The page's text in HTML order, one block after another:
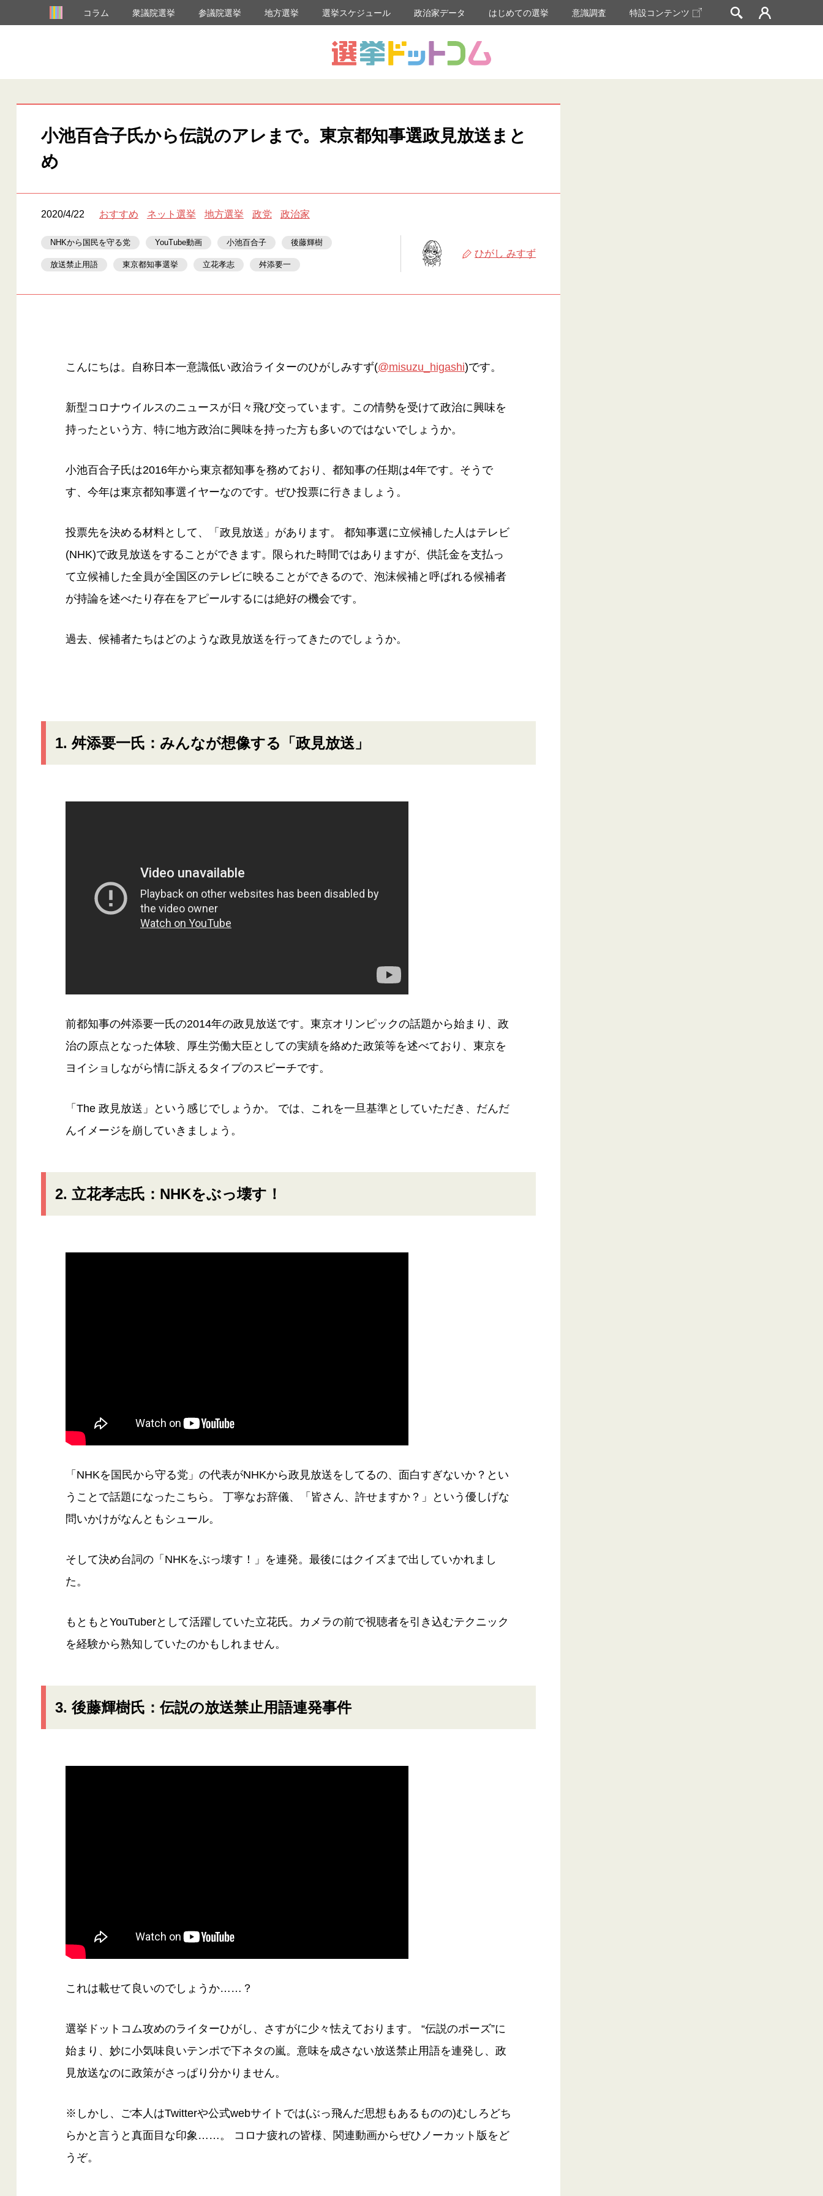
コラム 衆議院選挙 参議院選挙 地方選挙 選挙スケジュール 政治家データ はじめての選挙 意識調査 特設コンテンツ
小池百合子氏から伝説のアレまで。東京都知事選政見放送まと
め
2020/4/22 おすすめ ネット選挙 地方選挙 政党 政治家
NHKから国民を守る党 YouTube動画 小池百合子 後藤輝樹
放送禁止用語 東京都知事選挙 立花孝志 舛添要一
ひがし みすず
こんにちは。自称日本一意識低い政治ライターのひがしみすず(@misuzu_higashi)です。
新型コロナウイルスのニュースが日々飛び交っています。この情勢を受けて政治に興味を
持ったという方、特に地方政治に興味を持った方も多いのではないでしょうか。
小池百合子氏は2016年から東京都知事を務めており、都知事の任期は4年です。そうで
す、今年は東京都知事選イヤーなのです。ぜひ投票に行きましょう。
投票先を決める材料として、「政見放送」があります。 都知事選に立候補した人はテレビ
(NHK)で政見放送をすることができます。限られた時間ではありますが、供託金を支払っ
て立候補した全員が全国区のテレビに映ることができるので、泡沫候補と呼ばれる候補者
が持論を述べたり存在をアピールするには絶好の機会です。
過去、候補者たちはどのような政見放送を行ってきたのでしょうか。
1. 舛添要一氏：みんなが想像する「政見放送」
前都知事の舛添要一氏の2014年の政見放送です。東京オリンピックの話題から始まり、政
治の原点となった体験、厚生労働大臣としての実績を絡めた政策等を述べており、東京を
ヨイショしながら情に訴えるタイプのスピーチです。
「The 政見放送」という感じでしょうか。 では、これを一旦基準としていただき、だんだ
んイメージを崩していきましょう。
2. 立花孝志氏：NHKをぶっ壊す！
「NHKを国民から守る党」の代表がNHKから政見放送をしてるの、面白すぎないか？とい
うことで話題になったこちら。 丁寧なお辞儀、「皆さん、許せますか？」という優しげな
問いかけがなんともシュール。
そして決め台詞の「NHKをぶっ壊す！」を連発。最後にはクイズまで出していかれまし
た。
もともとYouTuberとして活躍していた立花氏。カメラの前で視聴者を引き込むテクニック
を経験から熟知していたのかもしれません。
3. 後藤輝樹氏：伝説の放送禁止用語連発事件
これは載せて良いのでしょうか……？
選挙ドットコム攻めのライターひがし、さすがに少々怯えております。 “伝説のポーズ”に
始まり、妙に小気味良いテンポで下ネタの嵐。意味を成さない放送禁止用語を連発し、政
見放送なのに政策がさっぱり分かりません。
※しかし、ご本人はTwitterや公式webサイトでは(ぶっ飛んだ思想もあるものの)むしろどち
らかと言うと真面目な印象……。 コロナ疲れの皆様、関連動画からぜひノーカット版をど
うぞ。